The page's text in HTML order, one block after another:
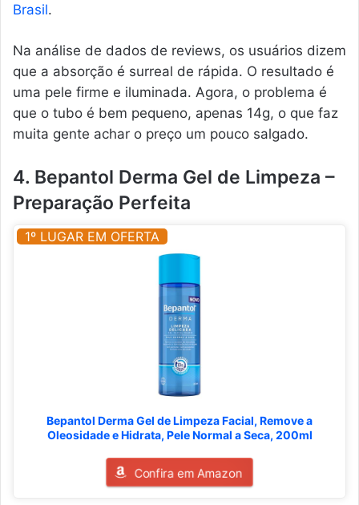
Brasil.
Na análise de dados de reviews, os usuários dizem
que a absorção é surreal de rápida. O resultado é
uma pele firme e iluminada. Agora, o problema é
que o tubo é bem pequeno, apenas 14g, o que faz
muita gente achar o preço um pouco salgado.
4. Bepantol Derma Gel de Limpeza –
Preparação Perfeita
1º LUGAR EM OFERTA
Bepantol Derma Gel de Limpeza Facial, Remove a
Oleosidade e Hidrata, Pele Normal a Seca, 200ml
Confira em Amazon